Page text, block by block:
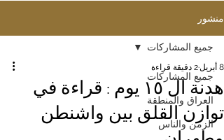
منشور
جميع المشاركات
العراق والمنطقة
الزمن والناس
جميع المشاركات
هدنة ال ١٥ يوم : قراءة في
توازن القلق بين واشنطن
8 أبريل 2 دقيقة قراءة